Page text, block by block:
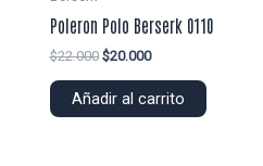
Poleron Polo Berserk 0110
$22.000 El
original
$20.000El
actual
Añadir al carrito